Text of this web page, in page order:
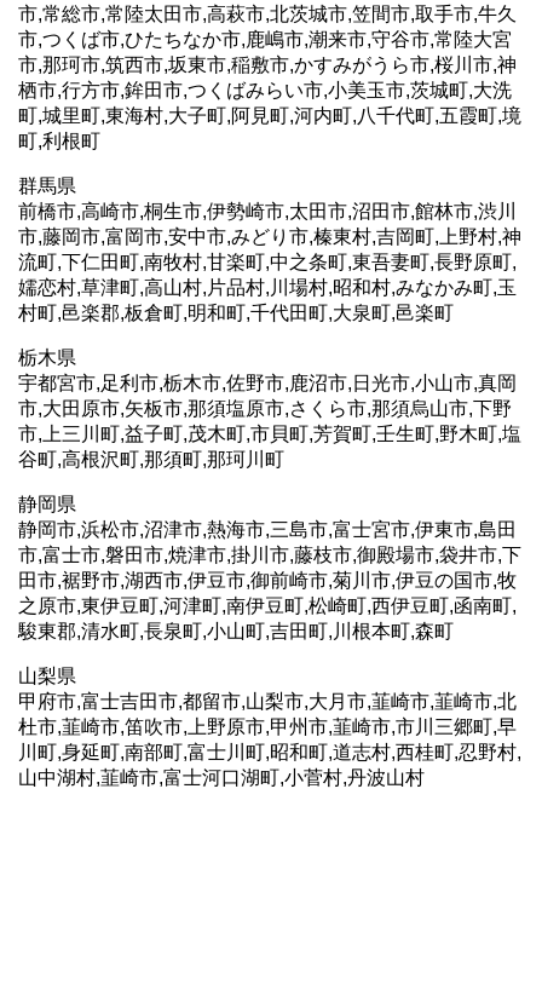
市,常総市,常陸太田市,高萩市,北茨城市,笠間市,取手市,牛久
市,つくば市,ひたちなか市,鹿嶋市,潮来市,守谷市,常陸大宮
市,那珂市,筑西市,坂東市,稲敷市,かすみがうら市,桜川市,神
栖市,行方市,鉾田市,つくばみらい市,小美玉市,茨城町,大洗
町,城里町,東海村,大子町,阿見町,河内町,八千代町,五霞町,境
町,利根町
群馬県
前橋市,高崎市,桐生市,伊勢崎市,太田市,沼田市,館林市,渋川
市,藤岡市,富岡市,安中市,みどり市,榛東村,吉岡町,上野村,神
流町,下仁田町,南牧村,甘楽町,中之条町,東吾妻町,長野原町,
嬬恋村,草津町,高山村,片品村,川場村,昭和村,みなかみ町,玉
村町,邑楽郡,板倉町,明和町,千代田町,大泉町,邑楽町
栃木県
宇都宮市,足利市,栃木市,佐野市,鹿沼市,日光市,小山市,真岡
市,大田原市,矢板市,那須塩原市,さくら市,那須烏山市,下野
市,上三川町,益子町,茂木町,市貝町,芳賀町,壬生町,野木町,塩
谷町,高根沢町,那須町,那珂川町
静岡県
静岡市,浜松市,沼津市,熱海市,三島市,富士宮市,伊東市,島田
市,富士市,磐田市,焼津市,掛川市,藤枝市,御殿場市,袋井市,下
田市,裾野市,湖西市,伊豆市,御前崎市,菊川市,伊豆の国市,牧
之原市,東伊豆町,河津町,南伊豆町,松崎町,西伊豆町,函南町,
駿東郡,清水町,長泉町,小山町,吉田町,川根本町,森町
山梨県
甲府市,富士吉田市,都留市,山梨市,大月市,韮崎市,韮崎市,北
杜市,韮崎市,笛吹市,上野原市,甲州市,韮崎市,市川三郷町,早
川町,身延町,南部町,富士川町,昭和町,道志村,西桂町,忍野村,
山中湖村,韮崎市,富士河口湖町,小菅村,丹波山村